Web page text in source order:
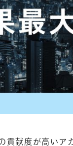
貢献度が高いア